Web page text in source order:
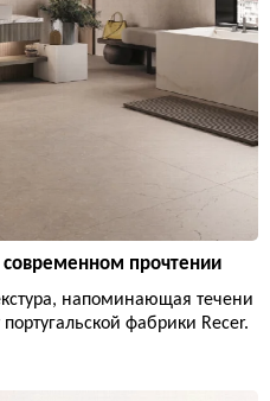
современном прочтении
напоминающая течени
фабрики Recer.